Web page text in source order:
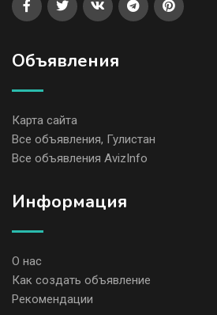
Объявления
Карта сайта
Все объявления, Гулистан
Все объявления AvizInfo
Информация
О нас
Как создать объявление
Рекомендации